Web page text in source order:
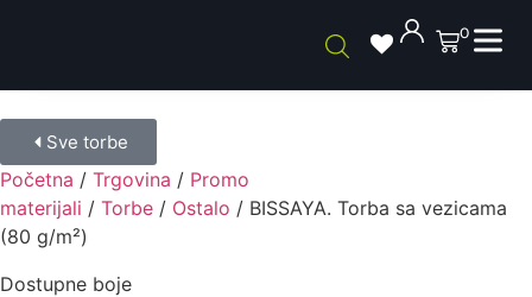
0
Sve torbe
Početna / Trgovina / Promo
materijali / Torbe / Ostalo / BISSAYA. Torba sa vezicama
(80 g/m²)
Dostupne boje